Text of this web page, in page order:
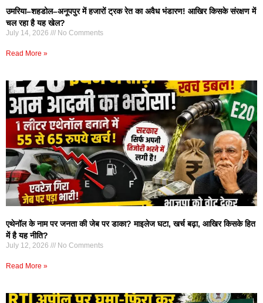
उमरिया–शहडोल–अनूपपुर में हजारों ट्रक रेत का अवैध भंडारण! आखिर किसके संरक्षण में
चल रहा है यह खेल?
July 14, 2026 No Comments
Read More »
एथेनॉल के नाम पर जनता की जेब पर डाका? माइलेज घटा, खर्च बढ़ा, आखिर किसके हित
में है यह नीति?
July 12, 2026 No Comments
Read More »